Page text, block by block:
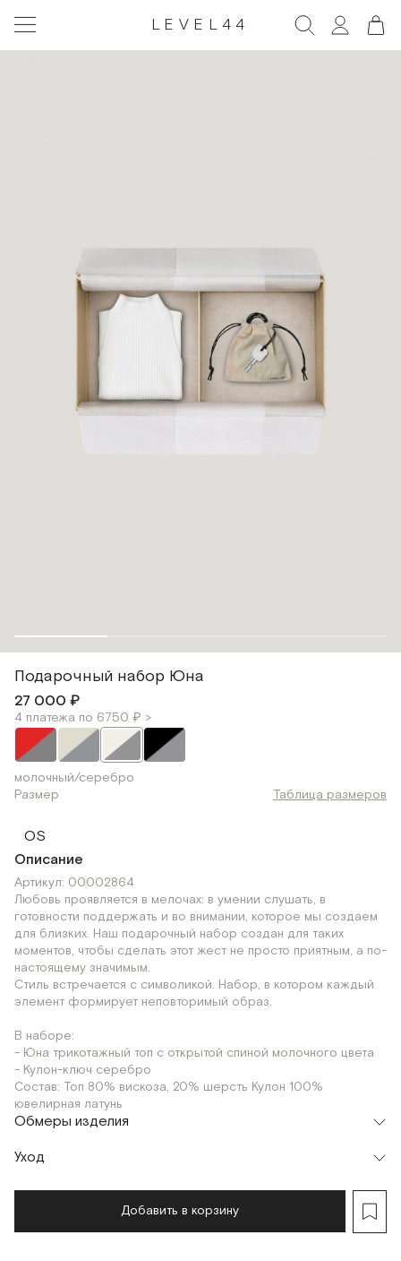
LEVEL44
Подарочный набор Юна
27 000 ₽
4 платежа по 6750 ₽ >
молочный/серебро
Размер
Таблица размеров
OS
Описание
Артикул: 00002864
Любовь проявляется в мелочах: в умении слушать, в
готовности поддержать и во внимании, которое мы создаем
для близких. Наш подарочный набор создан для таких
моментов, чтобы сделать этот жест не просто приятным, а по-
настоящему значимым.
Стиль встречается с символикой. Набор, в котором каждый
элемент формирует неповторимый образ.
В наборе:
- Юна трикотажный топ с открытой спиной молочного цвета
- Кулон-ключ серебро
Состав: Топ 80% вискоза, 20% шерсть Кулон 100%
ювелирная латунь
Обмеры изделия
Уход
Добавить в корзину